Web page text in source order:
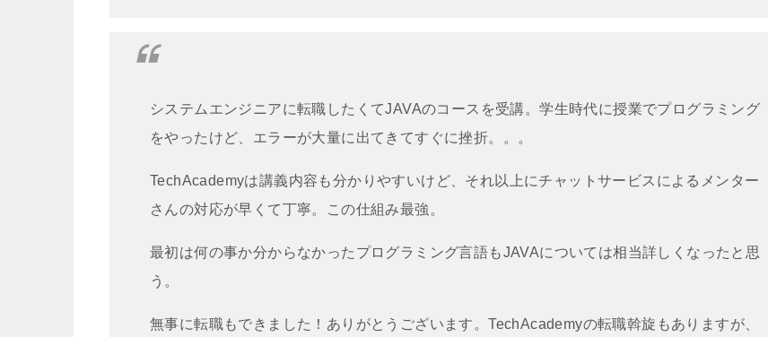
システムエンジニアに転職したくてJAVAのコースを受講。学生時代に授業でプログラミング
をやったけど、エラーが大量に出てきてすぐに挫折。。。
TechAcademyは講義内容も分かりやすいけど、それ以上にチャットサービスによるメンター
さんの対応が早くて丁寧。この仕組み最強。
最初は何の事か分からなかったプログラミング言語もJAVAについては相当詳しくなったと思
う。
無事に転職もできました！ありがとうございます。TechAcademyの転職斡旋もありますが、